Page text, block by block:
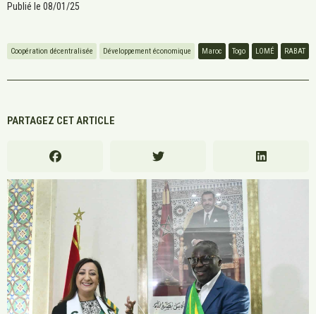
Publié le 08/01/25
Coopération décentralisée Développement économique Maroc Togo LOMÉ RABAT
PARTAGEZ CET ARTICLE